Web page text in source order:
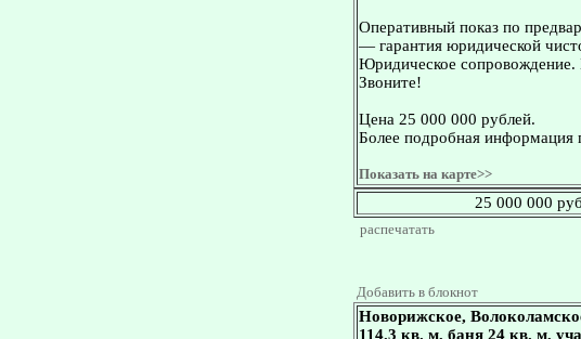
Оперативный показ по
— гарантия юридической
Юридическое сопровождение.
Звоните!
Цена 25 000 000 рублей.
Более подробная
Показать на карте>>
25 000 000 руб
распечатать
Добавить в блокнот
Новорижское,
114.3 кв. м, баня 24 кв. м,